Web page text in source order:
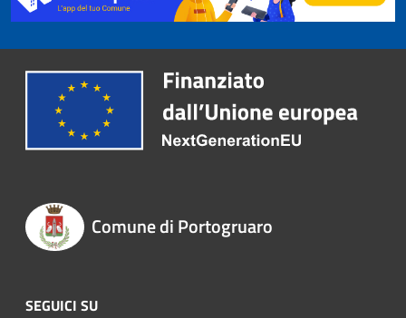
Comune di Portogruaro
SEGUICI SU